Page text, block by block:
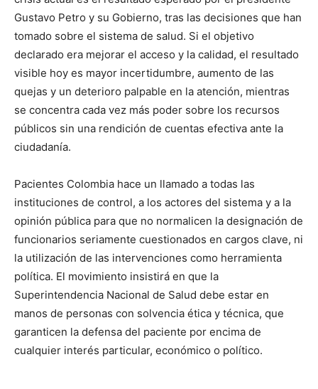
Gustavo Petro y su Gobierno, tras las decisiones que han
tomado sobre el sistema de salud. Si el objetivo
declarado era mejorar el acceso y la calidad, el resultado
visible hoy es mayor incertidumbre, aumento de las
quejas y un deterioro palpable en la atención, mientras
se concentra cada vez más poder sobre los recursos
públicos sin una rendición de cuentas efectiva ante la
ciudadanía.
Pacientes Colombia hace un llamado a todas las
instituciones de control, a los actores del sistema y a la
opinión pública para que no normalicen la designación de
funcionarios seriamente cuestionados en cargos clave, ni
la utilización de las intervenciones como herramienta
política. El movimiento insistirá en que la
Superintendencia Nacional de Salud debe estar en
manos de personas con solvencia ética y técnica, que
garanticen la defensa del paciente por encima de
cualquier interés particular, económico o político.